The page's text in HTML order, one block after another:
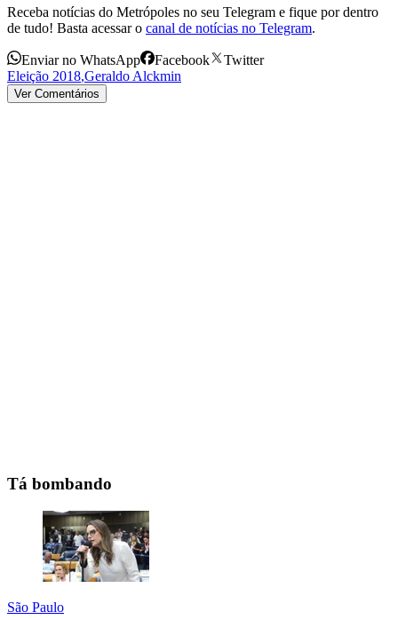
Receba notícias do Metrópoles no seu Telegram e fique por dentro
de tudo! Basta acessar o canal de notícias no Telegram.
Enviar no WhatsApp Facebook
Twitter
Eleição 2018,Geraldo Alckmin
Ver Comentários
Tá bombando
São Paulo